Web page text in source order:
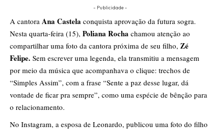
- Publicidade -
A cantora Ana Castela conquista aprovação da futura sogra.
Nesta quarta-feira (15), Poliana Rocha chamou atenção ao
compartilhar uma foto da cantora próxima de seu filho, Zé
Felipe. Sem escrever uma legenda, ela transmitiu a mensagem
por meio da música que acompanhava o clique: trechos de
“Simples Assim”, com a frase “Sente a paz desse lugar, dá
vontade de ficar pra sempre”, como uma espécie de bênção para
o relacionamento.
No Instagram, a esposa de Leonardo, publicou uma foto do filho